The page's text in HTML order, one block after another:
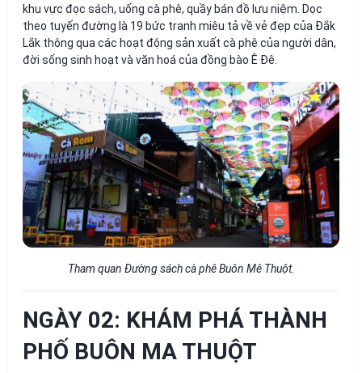
khu vực đọc sách, uống cà phê, quầy bán đồ lưu niệm. Dọc
theo tuyến đường là 19 bức tranh miêu tả về vẻ đẹp của Đắk
Lắk thông qua các hoạt động sản xuất cà phê của người dân,
đời sống sinh hoạt và văn hoá của đồng bào Ê Đê.
Tham quan Đường sách cà phê Buôn Mê Thuột.
NGÀY 02: KHÁM PHÁ THÀNH
PHỐ BUÔN MA THUỘT